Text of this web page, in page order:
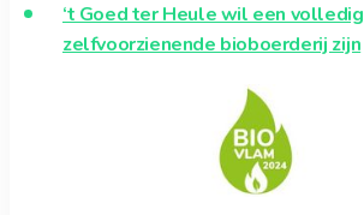
‘t Goed ter Heule wil een volledig
zelfvoorzienende bioboerderij zijn